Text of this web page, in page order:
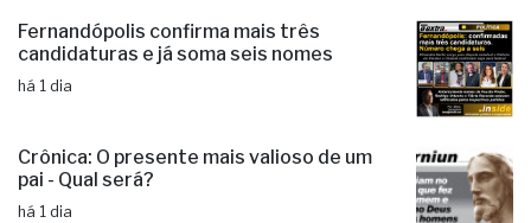
Fernandópolis confirma mais três
candidaturas e já soma seis nomes
há 1 dia
Crônica: O presente mais valioso de um
pai - Qual será?
há 1 dia